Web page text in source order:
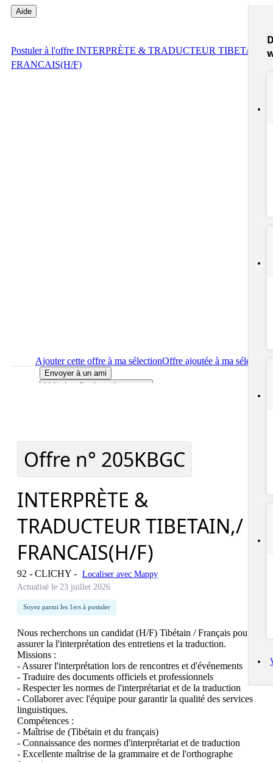
Aide
Postulerà l'offre INTERPRÈTE & TRADUCTEUR TIBETAIN,/
FRANCAIS(H/F)
Ajouter cette offre à ma sélectionOffre ajoutée à ma sélection
Envoyer à un ami
Voir plus d'options de partage
le détail de l'offre INTERPRÈTE & TRADUCTEUR
Offre n° 205KBGC
INTERPRÈTE &
TRADUCTEUR TIBETAIN,/
FRANCAIS(H/F)
92 - CLICHY - Localiser avec Mappy
Actualisé le 23 juillet 2026
Soyez parmi les 1ers à postuler
Nous recherchons un candidat (H/F) Tibétain / Français pour
assurer la l'interprétation des entretiens et la traduction.
Missions :
- Assurer l'interprétation lors de rencontres et d'événements
- Traduire des documents officiels et professionnels
- Respecter les normes de l'interprétariat et de la traduction
- Collaborer avec l'équipe pour garantir la qualité des services
linguistiques.
Compétences :
- Maîtrise de (Tibétain et du français)
- Connaissance des normes d'interprétariat et de traduction
- Excellente maîtrise de la grammaire et de l'orthographe